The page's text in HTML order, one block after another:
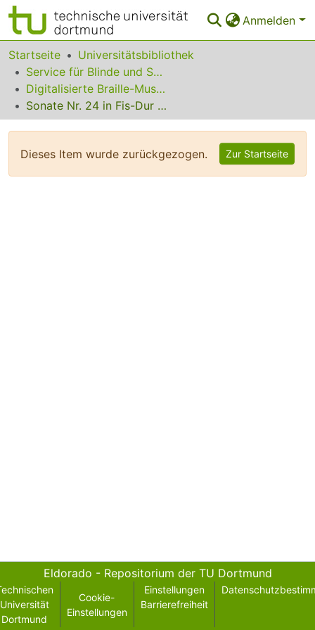
Anmelden
Bereiche & Sammlungen
Das gesamte Repositorium
Statistiken
Startseite
Universitätsbibliothek
Service für Blinde und Sehbehinderte
Digitalisierte Braille-Musik-Matrizen des VzfB
Sonate Nr. 24 in Fis-Dur op. 78
Dieses Item wurde zurückgezogen. Zur Startseite
Eldorado - Repositorium der TU Dortmund
Universität
Dortmund
Cookie-
Einstellungen
Einstellungen
Barrierefreiheit